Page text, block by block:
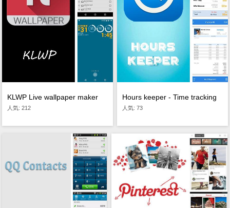
KLWP Live wallpaper maker
人気: 212
Hours keeper - Time tracking
人気: 73